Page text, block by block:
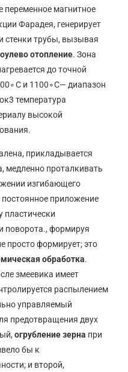
переменное магнитное
Фарадея, генерирует
стенки трубы, вызывая
отопление. Зона
до точной
0∘Си 1100∘С— диапазон
3 температура
высокой
прикладывается
медленно проталкивать
изгибающего
приложение
пластически
поворота., формируя
просто формирует; это
обработка.
змеевика имеет
распылением
управляемый
предотвращения двух
огрубление зерна при
бы к
и второй,